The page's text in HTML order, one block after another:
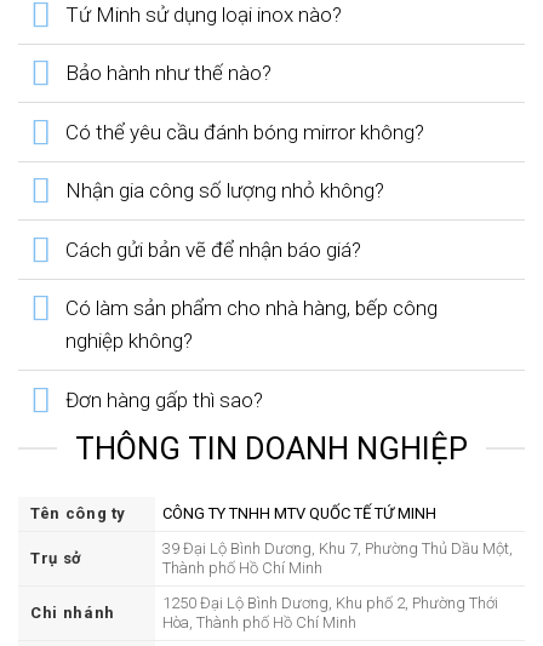
Tứ Minh sử dụng loại inox nào?
Bảo hành như thế nào?
Có thể yêu cầu đánh bóng mirror không?
Nhận gia công số lượng nhỏ không?
Cách gửi bản vẽ để nhận báo giá?
Có làm sản phẩm cho nhà hàng, bếp công
nghiệp không?
Đơn hàng gấp thì sao?
THÔNG TIN DOANH NGHIỆP
Tên công ty CÔNG TY TNHH MTV QUỐC TẾ TỨ MINH
Trụ sở
39 Đại Lộ Bình Dương, Khu 7, Phường Thủ Dầu Một,
Thành phố Hồ Chí Minh
Chi nhánh
1250 Đại Lộ Bình Dương, Khu phố 2, Phường Thới
Hòa, Thành phố Hồ Chí Minh